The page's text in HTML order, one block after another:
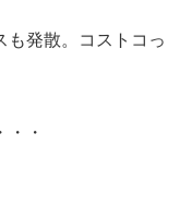
も発散。コストコっ
・